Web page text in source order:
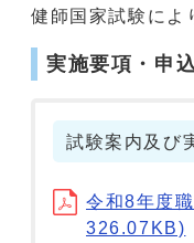
健師国家試験によ
実施要項・申
試験案内及び
令和8年度
326.07KB)